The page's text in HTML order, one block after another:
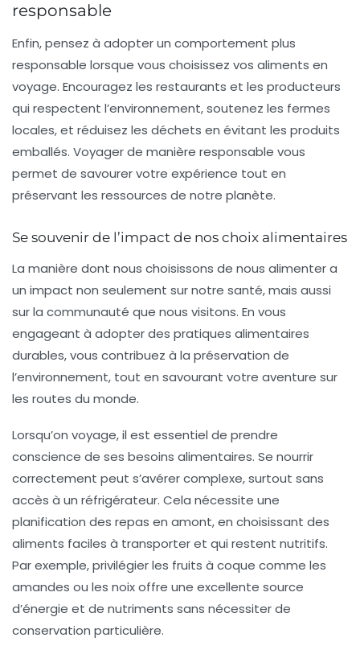
responsable
Enfin, pensez à adopter un comportement plus
responsable lorsque vous choisissez vos aliments en
voyage. Encouragez les restaurants et les producteurs
qui respectent l’environnement, soutenez les fermes
locales, et réduisez les déchets en évitant les produits
emballés. Voyager de manière responsable vous
permet de savourer votre expérience tout en
préservant les ressources de notre planète.
Se souvenir de l’impact de nos choix alimentaires
La manière dont nous choisissons de nous alimenter a
un impact non seulement sur notre santé, mais aussi
sur la communauté que nous visitons. En vous
engageant à adopter des pratiques alimentaires
durables, vous contribuez à la préservation de
l’environnement, tout en savourant votre aventure sur
les routes du monde.
Lorsqu’on voyage, il est essentiel de prendre
conscience de ses besoins alimentaires. Se nourrir
correctement peut s’avérer complexe, surtout sans
accès à un réfrigérateur. Cela nécessite une
planification des repas en amont, en choisissant des
aliments faciles à transporter et qui restent nutritifs.
Par exemple, privilégier les fruits à coque comme les
amandes ou les noix offre une excellente source
d’énergie et de nutriments sans nécessiter de
conservation particulière.